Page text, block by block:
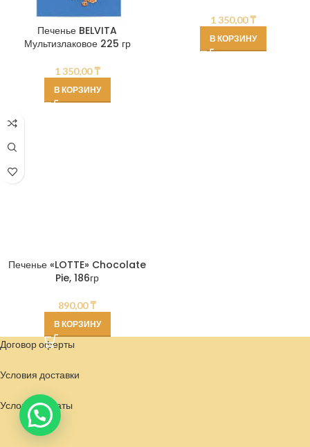
Печенье BELVITA
Мультизлаковое 225 гр
1 350,00₸
В КОРЗИНУ
1 350,00₸
В КОРЗИНУ
Печенье «LOTTE» Chocolate
Pie, 186гр
890,00₸
В КОРЗИНУ
Договор оферты
Условия доставки
Условияоплаты